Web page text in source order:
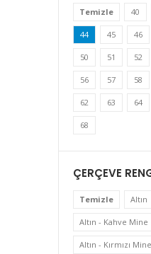
Temizle 40
44 45 46
50 51 52
56 57 58
62 63 64
68
ÇERÇEVE
Temizle Altın
Altın - Kahve Mine
Altın - Kırmızı Mine